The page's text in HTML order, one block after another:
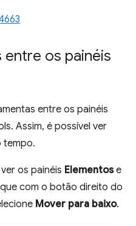
os painéis
entre os painéis
Assim, é possível ver
tempo.
os painéis Elementose
com o botão direito do
Mover para baixo.